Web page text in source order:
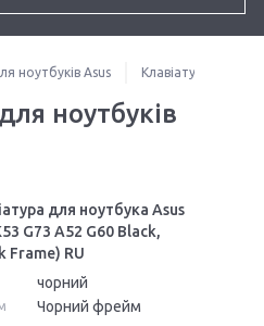
ноутбуків Asus Клавіатури для
ноутбуків
для ноутбука Asus
G73 A52 G60 Black,
Frame) RU
чорний
Чорний фрейм